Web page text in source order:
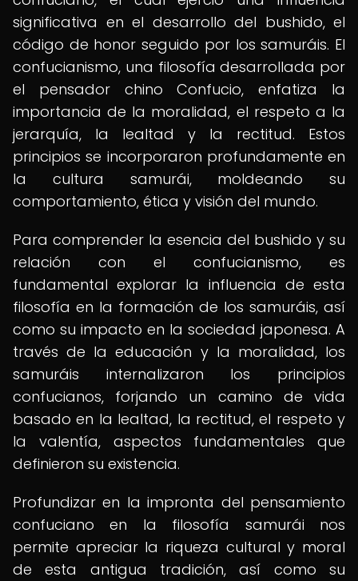
significativa en el desarrollo del bushido, el
código de honor seguido por los samuráis. El
confucianismo, una filosofía desarrollada por
el pensador chino Confucio, enfatiza la
importancia de la moralidad, el respeto a la
jerarquía, la lealtad y la rectitud. Estos
principios se incorporaron profundamente en
la cultura samurái, moldeando su
comportamiento, ética y visión del mundo.
Para comprender la esencia del bushido y su
relación con el confucianismo, es
fundamental explorar la influencia de esta
filosofía en la formación de los samuráis, así
como su impacto en la sociedad japonesa. A
través de la educación y la moralidad, los
samuráis internalizaron los principios
confucianos, forjando un camino de vida
basado en la lealtad, la rectitud, el respeto y
la valentía, aspectos fundamentales que
definieron su existencia.
Profundizar en la impronta del pensamiento
confuciano en la filosofía samurái nos
permite apreciar la riqueza cultural y moral
de esta antigua tradición, así como su